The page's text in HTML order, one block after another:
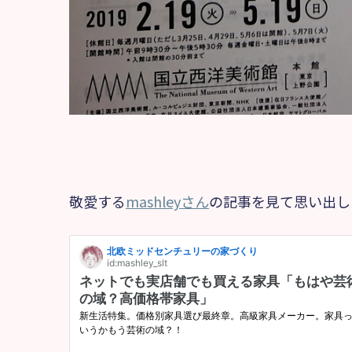
敬愛するmashleyさんの記事を見て思い出